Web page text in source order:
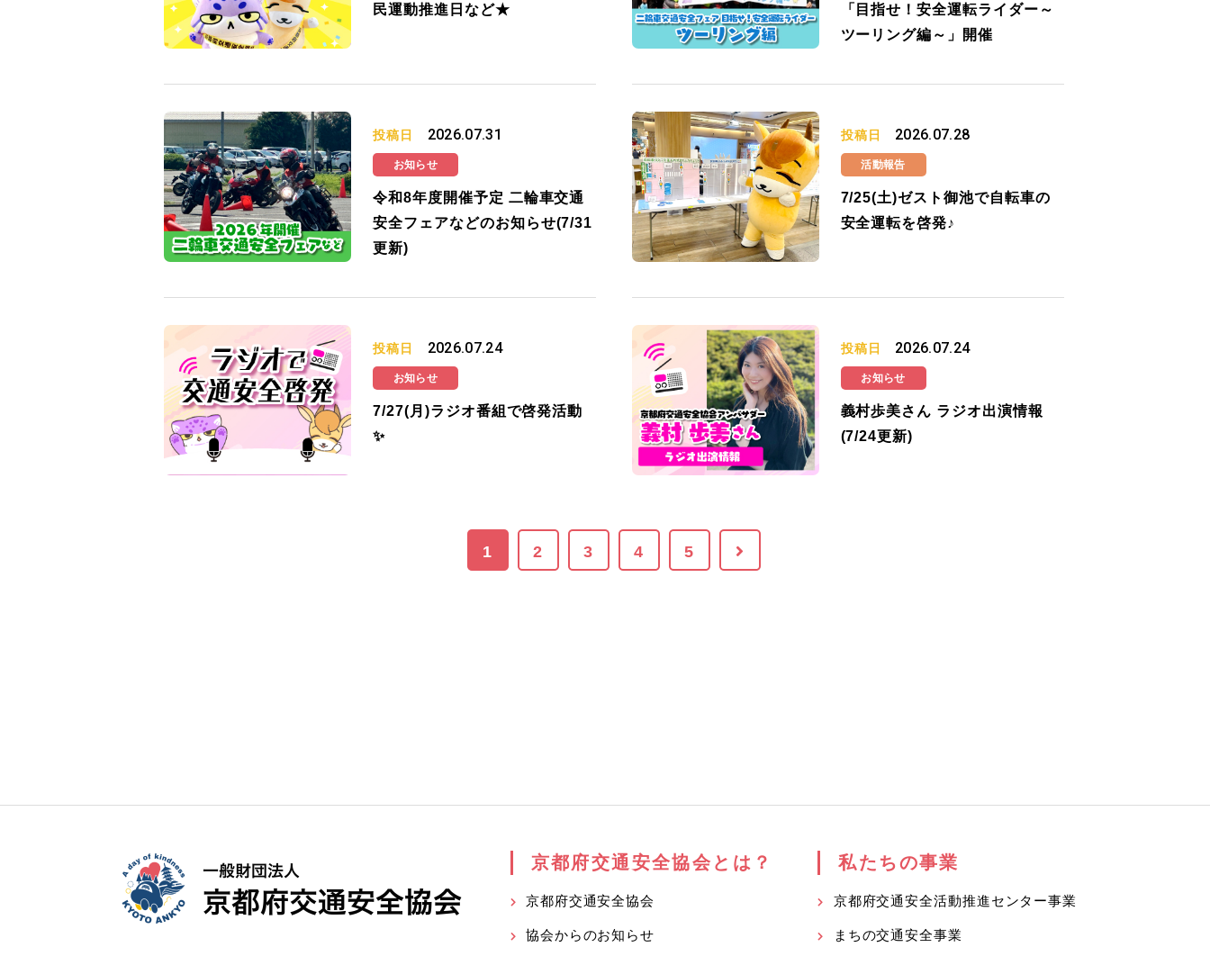
民運動推進日など★
「目指せ！安全運転ライダー～
ツーリング編～」開催
投稿日 2026.07.31
お知らせ
令和8年度開催予定 二輪車交通
安全フェアなどのお知らせ(7/31
更新)
投稿日 2026.07.28
活動報告
7/25(土)ゼスト御池で自転車の
安全運転を啓発♪
投稿日 2026.07.24
お知らせ
7/27(月)ラジオ番組で啓発活動
✨
投稿日 2026.07.24
お知らせ
義村歩美さん ラジオ出演情報
(7/24更新)
1 2 3 4 5
京都府交通安全協会とは？
京都府交通安全協会
協会からのお知らせ
私たちの事業
京都府交通安全活動推進センター事業
まちの交通安全事業